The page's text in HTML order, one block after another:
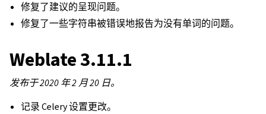
修复了建议的呈现问题。
修复了一些字符串被错误地报告为没有单词的问题。
Weblate 3.11.1
发布于 2020 年 2 月 20 日。
记录 Celery 设置更改。